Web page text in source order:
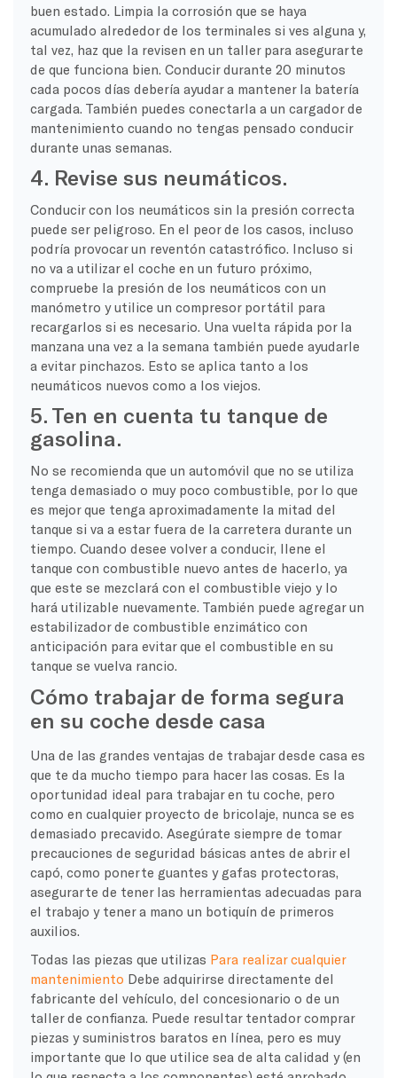
buen estado. Limpia la corrosión que se haya
acumulado alrededor de los terminales si ves alguna y,
tal vez, haz que la revisen en un taller para asegurarte
de que funciona bien. Conducir durante 20 minutos
cada pocos días debería ayudar a mantener la batería
cargada. También puedes conectarla a un cargador de
mantenimiento cuando no tengas pensado conducir
durante unas semanas.
4. Revise sus neumáticos.
Conducir con los neumáticos sin la presión correcta
puede ser peligroso. En el peor de los casos, incluso
podría provocar un reventón catastrófico. Incluso si
no va a utilizar el coche en un futuro próximo,
compruebe la presión de los neumáticos con un
manómetro y utilice un compresor portátil para
recargarlos si es necesario. Una vuelta rápida por la
manzana una vez a la semana también puede ayudarle
a evitar pinchazos. Esto se aplica tanto a los
neumáticos nuevos como a los viejos.
5. Ten en cuenta tu tanque de
gasolina.
No se recomienda que un automóvil que no se utiliza
tenga demasiado o muy poco combustible, por lo que
es mejor que tenga aproximadamente la mitad del
tanque si va a estar fuera de la carretera durante un
tiempo. Cuando desee volver a conducir, llene el
tanque con combustible nuevo antes de hacerlo, ya
que este se mezclará con el combustible viejo y lo
hará utilizable nuevamente. También puede agregar un
estabilizador de combustible enzimático con
anticipación para evitar que el combustible en su
tanque se vuelva rancio.
Cómo trabajar de forma segura
en su coche desde casa
Una de las grandes ventajas de trabajar desde casa es
que te da mucho tiempo para hacer las cosas. Es la
oportunidad ideal para trabajar en tu coche, pero
como en cualquier proyecto de bricolaje, nunca se es
demasiado precavido. Asegúrate siempre de tomar
precauciones de seguridad básicas antes de abrir el
capó, como ponerte guantes y gafas protectoras,
asegurarte de tener las herramientas adecuadas para
el trabajo y tener a mano un botiquín de primeros
auxilios.
Todas las piezas que utilizas Para realizar cualquier
mantenimiento Debe adquirirse directamente del
fabricante del vehículo, del concesionario o de un
taller de confianza. Puede resultar tentador comprar
piezas y suministros baratos en línea, pero es muy
importante que lo que utilice sea de alta calidad y (en